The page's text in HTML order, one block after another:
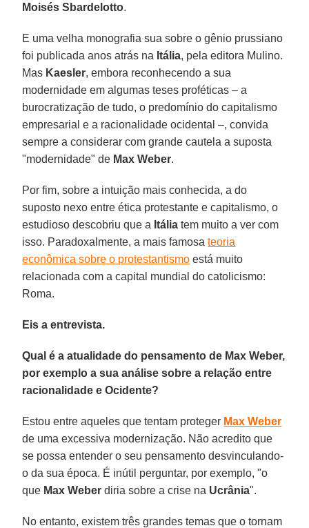
Moisés Sbardelotto.
E uma velha monografia sua sobre o gênio prussiano
foi publicada anos atrás na Itália, pela editora Mulino.
Mas Kaesler, embora reconhecendo a sua
modernidade em algumas teses proféticas – a
burocratização de tudo, o predomínio do capitalismo
empresarial e a racionalidade ocidental –, convida
sempre a considerar com grande cautela a suposta
"modernidade" de Max Weber.
Por fim, sobre a intuição mais conhecida, a do
suposto nexo entre ética protestante e capitalismo, o
estudioso descobriu que a Itália tem muito a ver com
isso. Paradoxalmente, a mais famosateoria
econômica sobre o protestantismo está muito
relacionada com a capital mundial do catolicismo:
Roma.
Eis a entrevista.
Qual é a atualidade do pensamento de Max Weber,
por exemplo a sua análise sobre a relação entre
racionalidade e Ocidente?
Estou entre aqueles que tentam proteger Max Weber
de uma excessiva modernização. Não acredito que
se possa entender o seu pensamento desvinculando-
o da sua época. É inútil perguntar, por exemplo, "o
que Max Weber diria sobre a crise na Ucrânia".
No entanto, existem três grandes temas que o tornam